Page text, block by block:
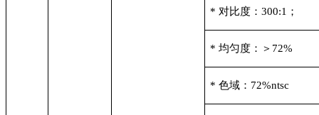
* 对比度：300:1；
* 均匀度：＞72%
* 色域：72%ntsc